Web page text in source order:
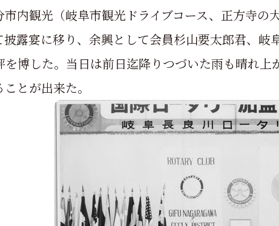
市内観光（岐阜市観光ドライブコース、正方寺
披露宴に移り、余興として会員杉山要太郎君、
を博した。当日は前日迄降りつづいた雨も晴れ
とが出来た。